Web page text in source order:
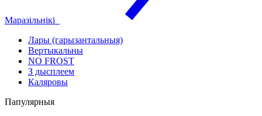
Маразільнікі
Лары (гарызантальныя)
Вертыкальны
NO FROST
З дысплеем
Каляровы
Папулярныя